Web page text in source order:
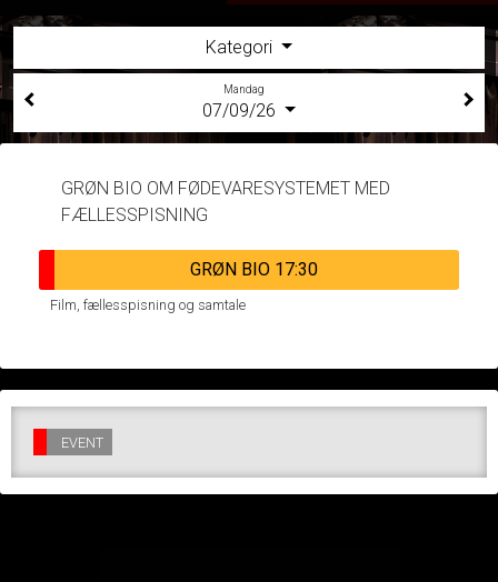
Kategori
Mandag
07/09/26
GRØN BIO OM FØDEVARESYSTEMET MED
FÆLLESSPISNING
GRØN BIO 17:30
Film, fællesspisning og samtale
EVENT